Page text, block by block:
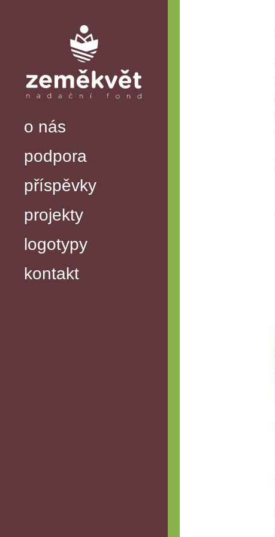
o nás
podpora
příspěvky
projekty
logotypy
kontakt